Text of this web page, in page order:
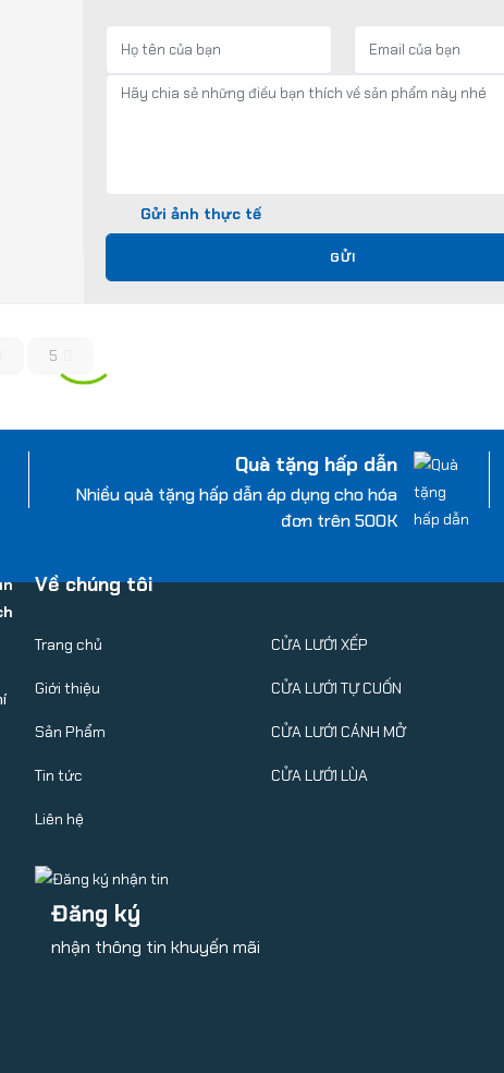
Gửi ảnh thực tế
GỬI
5
Quà tặng hấp dẫn
Nhiều quà tặng hấp dẫn áp dụng cho hóa
đơn trên 500K
Về chúng tôi
Trang chủ
Giới thiệu
Sản Phẩm
Tin tức
Liên hệ
CỬA LƯỚI XẾP
CỬA LƯỚI TỰ CUỐN
CỬA LƯỚI CÁNH MỞ
CỬA LƯỚI LÙA
Đăng ký
nhận thông tin khuyến mãi